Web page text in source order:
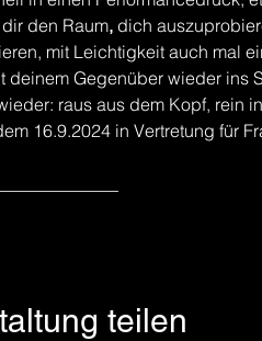
den Raum, dich
mit Leichtigkeit auch mal
deinem Gegenüber wieder ins
raus aus dem Kopf, rein
16.9.2024 in Vertretung für
teilen